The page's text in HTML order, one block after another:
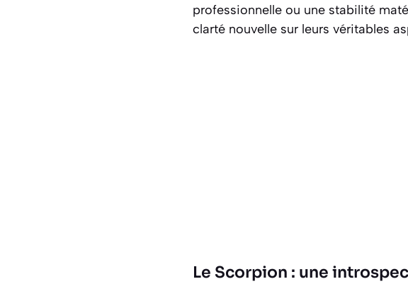
professionnelle ou une stabilité
clarté nouvelle sur leurs véritables
Le Scorpion : une